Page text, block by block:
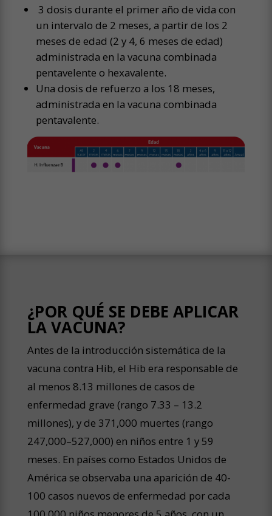
3 dosis durante el primer año de vida con
un intervalo de 2 meses, a partir de los 2
meses de edad (2 y 4, 6 meses de edad)
administrada en la vacuna combinada
pentavelente o hexavalente.
Una dosis de refuerzo a los 18 meses,
administrada en la vacuna combinada
pentavalente.
¿POR QUÉ SE DEBE APLICAR
LA VACUNA?
Antes de la introducción sistemática de la
vacuna contra Hib, el Hib era responsable de
al menos 8.13 millones de casos de
enfermedad grave (rango 7.33 – 13.2
millones), y de 371,000 muertes (rango
247,000–527,000) en niños entre 1 y 59
meses. En países como Estados Unidos de
América se observaba una aparición de 40-
100 casos nuevos de enfermedad por cada